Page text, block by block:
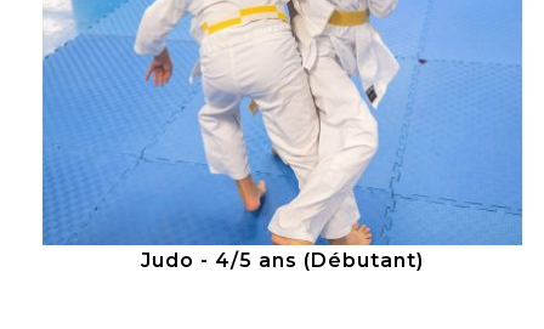
Judo - 4/5 ans (Débutant)